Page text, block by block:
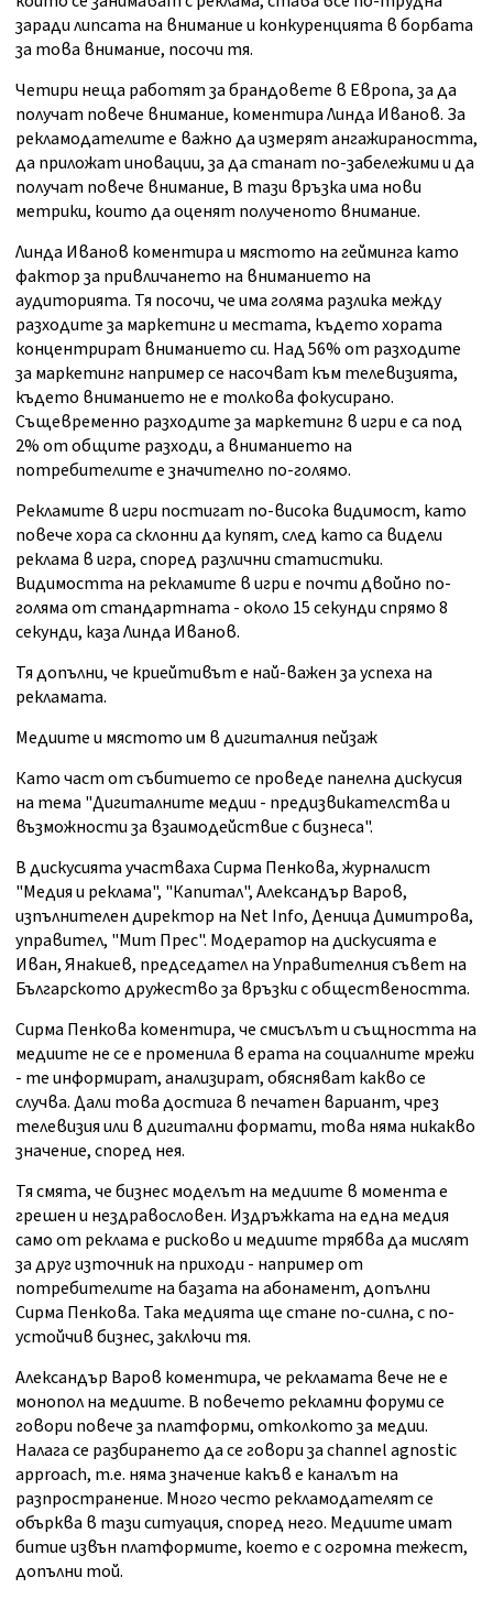
заради липсата на внимание и конкуренцията в борбата
за това внимание, посочи тя.
Четири неща работят за брандовете в Европа, за да
получат повече внимание, коментира Линда Иванов. За
рекламодателите е важно да измерят ангажираността,
да приложат иновации, за да станат по-забележими и да
получат повече внимание, В тази връзка има нови
метрики, които да оценят полученото внимание.
Линда Иванов коментира и мястото на гейминга като
фактор за привличането на вниманието на
аудиторията. Тя посочи, че има голяма разлика между
разходите за маркетинг и местата, където хората
концентрират вниманието си. Над 56% от разходите
за маркетинг например се насочват към телевизията,
където вниманието не е толкова фокусирано.
Същевременно разходите за маркетинг в игри е са под
2% от общите разходи, а вниманието на
потребителите е значително по-голямо.
Рекламите в игри постигат по-висока видимост, като
повече хора са склонни да купят, след като са видели
реклама в игра, според различни статистики.
Видимостта на рекламите в игри е почти двойно по-
голяма от стандартната - около 15 секунди спрямо 8
секунди, каза Линда Иванов.
Тя допълни, че криейтивът е най-важен за успеха на
рекламата.
Медиите и мястото им в дигиталния пейзаж
Като част от събитието се проведе панелна дискусия
на тема "Дигиталните медии - предизвикателства и
възможности за взаимодействие с бизнеса".
В дискусията участваха Сирма Пенкова, журналист
"Медия и реклама", "Капитал", Александър Варов,
изпълнителен директор на Net Info, Деница Димитрова,
управител, "Мит Прес". Модератор на дискусията е
Иван, Янакиев, председател на Управителния съвет на
Българското дружество за връзки с обществеността.
Сирма Пенкова коментира, че смисълът и същността на
медиите не се е променила в ерата на социалните мрежи
- те информират, анализират, обясняват какво се
случва. Дали това достига в печатен вариант, чрез
телевизия или в дигитални формати, това няма никакво
значение, според нея.
Тя смята, че бизнес моделът на медиите в момента е
грешен и нездравословен. Издръжката на една медия
само от реклама е рисково и медиите трябва да мислят
за друг източник на приходи - например от
потребителите на базата на абонамент, допълни
Сирма Пенкова. Така медията ще стане по-силна, с по-
устойчив бизнес, заключи тя.
Александър Варов коментира, че рекламата вече не е
монопол на медиите. В повечето рекламни форуми се
говори повече за платформи, отколкото за медии.
Налага се разбирането да се говори за channel agnostic
approach, т.е. няма значение какъв е каналът на
разпространение. Много често рекламодателят се
обърква в тази ситуация, според него. Медиите имат
битие извън платформите, което е с огромна тежест,
допълни той.